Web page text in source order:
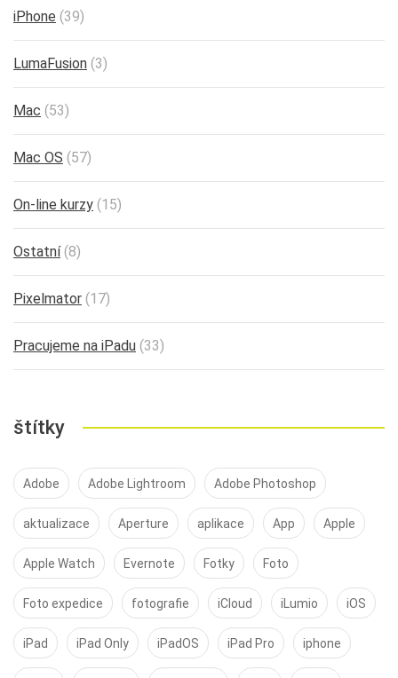
iPhone (39)
LumaFusion (3)
Mac (53)
Mac OS (57)
On-line kurzy (15)
Ostatní(8)
Pixelmator (17)
Pracujeme na iPadu (33)
štítky
Adobe Adobe Lightroom Adobe Photoshop
aktualizace Aperture aplikace App Apple
Apple Watch Evernote Fotky Foto
Foto expedice fotografie iCloud iLumio iOS
iPad iPad Only iPadOS iPad Pro iphone